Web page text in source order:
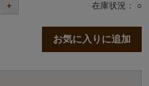
+ 在庫状況： ○
お気に入りに追加